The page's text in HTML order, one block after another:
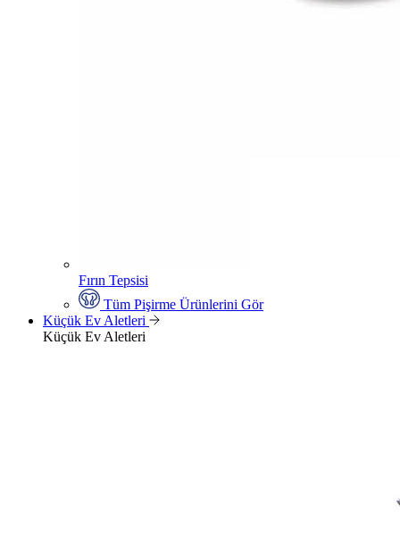
Fırın Tepsisi
Tüm Pişirme Ürünlerini Gör
Küçük Ev Aletleri
Küçük Ev Aletleri